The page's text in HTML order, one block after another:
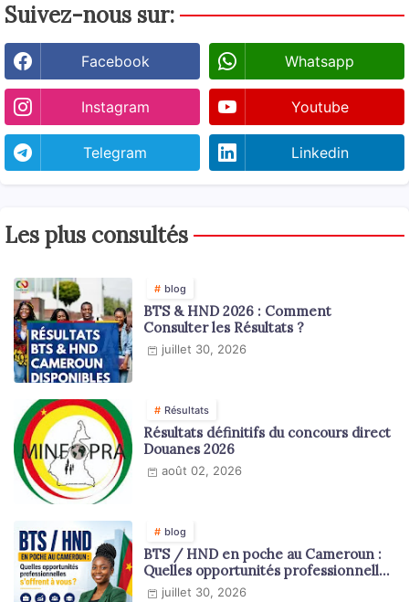
Suivez-nous sur:
Facebook Whatsapp
Instagram Youtube
Telegram Linkedin
Les plus consultés
blog
BTS & HND 2026 : Comment
Consulter les Résultats ?
juillet 30, 2026
Résultats
Résultats définitifs du concours direct
Douanes 2026
août 02, 2026
blog
BTS / HND en poche au Cameroun :
Quelles opportunités professionnelles
s'offrent à vous ?
juillet 30, 2026